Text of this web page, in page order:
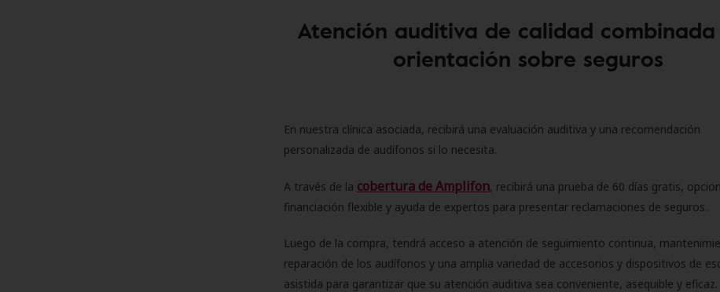
Atención auditiva de calidad
orientación sobre seguros
En nuestra clínica asociada, recibirá una evaluación auditiva y una recomendación
personalizada de audífonos si lo necesita.
A través de la cobertura de Amplifon, recibirá una prueba de 60 días gratis,
financiación flexible y ayuda de expertos para presentar reclamaciones de seguros.
Luego de la compra, tendrá acceso a atención de seguimiento continua,
reparación de los audífonos y una amplia variedad de accesorios y dispositivos de
asistida para garantizar que su atención auditiva sea conveniente, asequible y eficaz.